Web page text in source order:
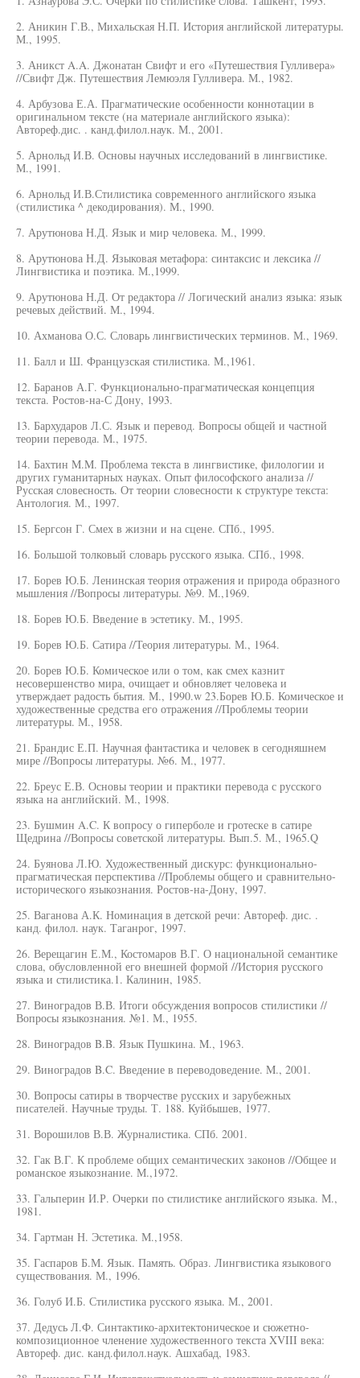
2. Аникин Г.В., Михальская Н.П. История английской литературы.
М., 1995.
3. Аникст A.A. Джонатан Свифт и его «Путешествия Гулливера»
//Свифт Дж. Путешествия Лемюэля Гулливера. М., 1982.
4. Арбузова Е.А. Прагматические особенности коннотации в
оригинальном тексте (на материале английского языка):
Автореф.дис. . канд.филол.наук. М., 2001.
5. Арнольд И.В. Основы научных исследований в лингвистике.
М., 1991.
6. Арнольд И.В.Стилистика современного английского языка
(стилистика ^ декодирования). М., 1990.
7. Арутюнова Н.Д. Язык и мир человека. М., 1999.
8. Арутюнова Н.Д. Языковая метафора: синтаксис и лексика //
Лингвистика и поэтика. М.,1999.
9. Арутюнова Н.Д. От редактора // Логический анализ языка: язык
речевых действий. М., 1994.
10. Ахманова О.С. Словарь лингвистических терминов. М., 1969.
11. Балл и Ш. Французская стилистика. М.,1961.
12. Баранов А.Г. Функционально-прагматическая концепция
текста. Ростов-на-С Дону, 1993.
13. Бархударов Л.С. Язык и перевод. Вопросы общей и частной
теории перевода. М., 1975.
14. Бахтин M.M. Проблема текста в лингвистике, филологии и
других гуманитарных науках. Опыт философского анализа //
Русская словесность. От теории словесности к структуре текста:
Антология. М., 1997.
15. Бергсон Г. Смех в жизни и на сцене. СПб., 1995.
16. Большой толковый словарь русского языка. СПб., 1998.
17. Борев Ю.Б. Ленинская теория отражения и природа образного
мышления //Вопросы литературы. №9. М.,1969.
18. Борев Ю.Б. Введение в эстетику. М., 1995.
19. Борев Ю.Б. Сатира //Теория литературы. М., 1964.
20. Борев Ю.Б. Комическое или о том, как смех казнит
несовершенство мира, очищает и обновляет человека и
утверждает радость бытия. М., 1990.w 23.Борев Ю.Б. Комическое и
художественные средства его отражения //Проблемы теории
литературы. М., 1958.
21. Брандис Е.П. Научная фантастика и человек в сегодняшнем
мире //Вопросы литературы. №6. М., 1977.
22. Бреус Е.В. Основы теории и практики перевода с русского
языка на английский. М., 1998.
23. Бушмин A.C. К вопросу о гиперболе и гротеске в сатире
Щедрина //Вопросы советской литературы. Вып.5. М., 1965.Q
24. Буянова Л.Ю. Художественный дискурс: функционально-
прагматическая перспектива //Проблемы общего и сравнительно-
исторического языкознания. Ростов-на-Дону, 1997.
25. Ваганова А.К. Номинация в детской речи: Автореф. дис. .
канд. филол. наук. Таганрог, 1997.
26. Верещагин Е.М., Костомаров В.Г. О национальной семантике
слова, обусловленной его внешней формой //История русского
языка и стилистика.1. Калинин, 1985.
27. Виноградов В.В. Итоги обсуждения вопросов стилистики //
Вопросы языкознания. №1. М., 1955.
28. Виноградов B.B. Язык Пушкина. M., 1963.
29. Виноградов B.C. Введение в переводоведение. M., 2001.
30. Вопросы сатиры в творчестве русских и зарубежных
писателей. Научные труды. Т. 188. Куйбышев, 1977.
31. Ворошилов В.В. Журналистика. СПб. 2001.
32. Гак В.Г. К проблеме общих семантических законов //Общее и
романское языкознание. М.,1972.
33. Гальперин И.Р. Очерки по стилистике английского языка. М.,
1981.
34. Гартман Н. Эстетика. М.,1958.
35. Гаспаров Б.М. Язык. Память. Образ. Лингвистика языкового
существования. М., 1996.
36. Голуб И.Б. Стилистика русского языка. М., 2001.
37. Дедусь Л.Ф. Синтактико-архитектоническое и сюжетно-
композиционное членение художественного текста XVIII века:
Автореф. дис. канд.филол.наук. Ашхабад, 1983.